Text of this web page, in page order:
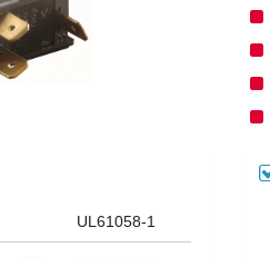
UL61058-1